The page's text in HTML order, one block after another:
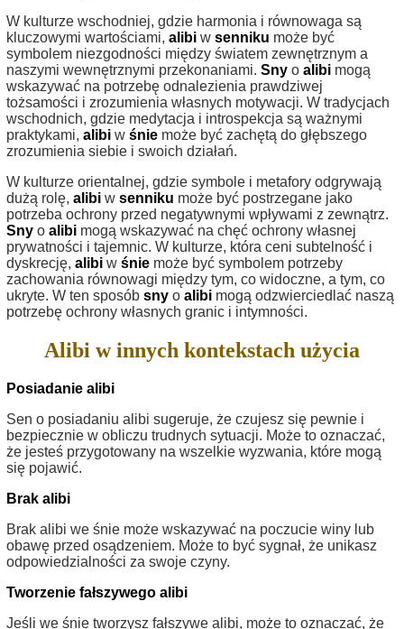
W kulturze wschodniej, gdzie harmonia i równowaga są
kluczowymi wartościami, alibi w senniku może być
symbolem niezgodności między światem zewnętrznym a
naszymi wewnętrznymi przekonaniami. Sny o alibi mogą
wskazywać na potrzebę odnalezienia prawdziwej
tożsamości i zrozumienia własnych motywacji. W tradycjach
wschodnich, gdzie medytacja i introspekcja są ważnymi
praktykami, alibi w śnie może być zachętą do głębszego
zrozumienia siebie i swoich działań.
W kulturze orientalnej, gdzie symbole i metafory odgrywają
dużą rolę, alibi w senniku może być postrzegane jako
potrzeba ochrony przed negatywnymi wpływami z zewnątrz.
Sny o alibi mogą wskazywać na chęć ochrony własnej
prywatności i tajemnic. W kulturze, która ceni subtelność i
dyskrecję, alibi w śnie może być symbolem potrzeby
zachowania równowagi między tym, co widoczne, a tym, co
ukryte. W ten sposób sny o alibi mogą odzwierciedlać naszą
potrzebę ochrony własnych granic i intymności.
Alibi w innych kontekstach użycia
Posiadanie alibi
Sen o posiadaniu alibi sugeruje, że czujesz się pewnie i
bezpiecznie w obliczu trudnych sytuacji. Może to oznaczać,
że jesteś przygotowany na wszelkie wyzwania, które mogą
się pojawić.
Brak alibi
Brak alibi we śnie może wskazywać na poczucie winy lub
obawę przed osądzeniem. Może to być sygnał, że unikasz
odpowiedzialności za swoje czyny.
Tworzenie fałszywego alibi
Jeśli we śnie tworzysz fałszywe alibi, może to oznaczać, że